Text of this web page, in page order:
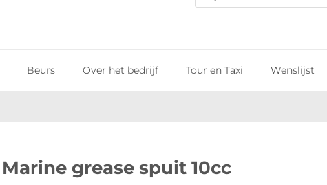
Beurs Over het bedrijf Tour en Taxi Wenslijst
Marine grease spuit 10cc